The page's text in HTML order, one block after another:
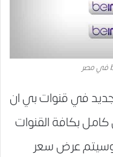
في قنوات بي ان
بكافة القنوات
وسيتم عرض سعر